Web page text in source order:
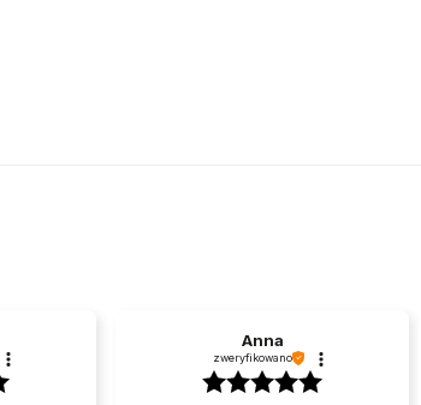
Anna
zweryfikowano